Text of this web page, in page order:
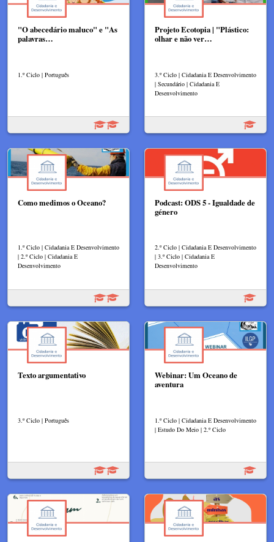
"O abecedário maluco" e "As
palavras…
1.º Ciclo | Português
Projeto Ecotopia | "Plástico:
olhar e não ver…
3.º Ciclo | Cidadania E Desenvolvimento
| Secundário | Cidadania E
Desenvolvimento
Como medimos o Oceano?
1.º Ciclo | Cidadania E Desenvolvimento
| 2.º Ciclo | Cidadania E
Desenvolvimento
Podcast: ODS 5 - Igualdade de
género
2.º Ciclo | Cidadania E Desenvolvimento
| 3.º Ciclo | Cidadania E
Desenvolvimento
Texto argumentativo
3.º Ciclo | Português
Webinar: Um Oceano de
aventura
1.º Ciclo | Cidadania E Desenvolvimento
| Estudo Do Meio | 2.º Ciclo